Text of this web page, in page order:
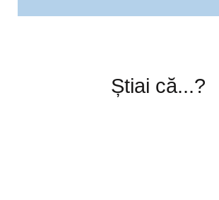
Știai că...?